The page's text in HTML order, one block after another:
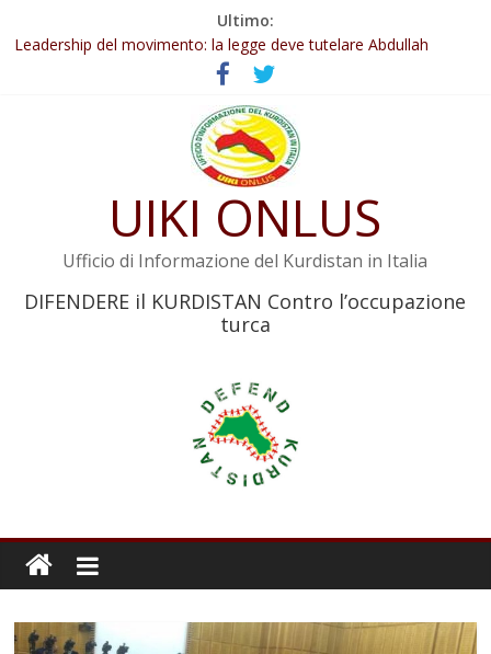
Ultimo:
Abdullah Öcalan: Le legge negativa deve essere trasformata in
legge positiva
Leadership del movimento: la legge deve tutelare Abdullah
Commissione donne del KNK: Şengal è di nuovo sotto minaccia
Non tenere conto della situazione di Rêber Apo ostacolerebbe
Il KNK chiede un’azione internazionale contro i crimini di guerra
UIKI ONLUS
Ufficio di Informazione del Kurdistan in Italia
DIFENDERE il KURDISTAN Contro l’occupazione
turca